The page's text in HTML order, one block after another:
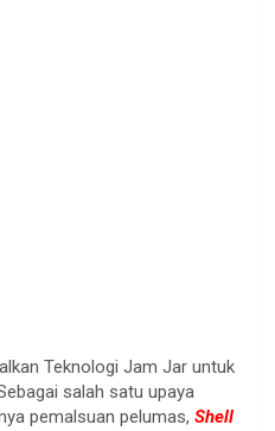
Teknologi Jam Jar untuk
salah satu upaya
pemalsuan pelumas, Shell